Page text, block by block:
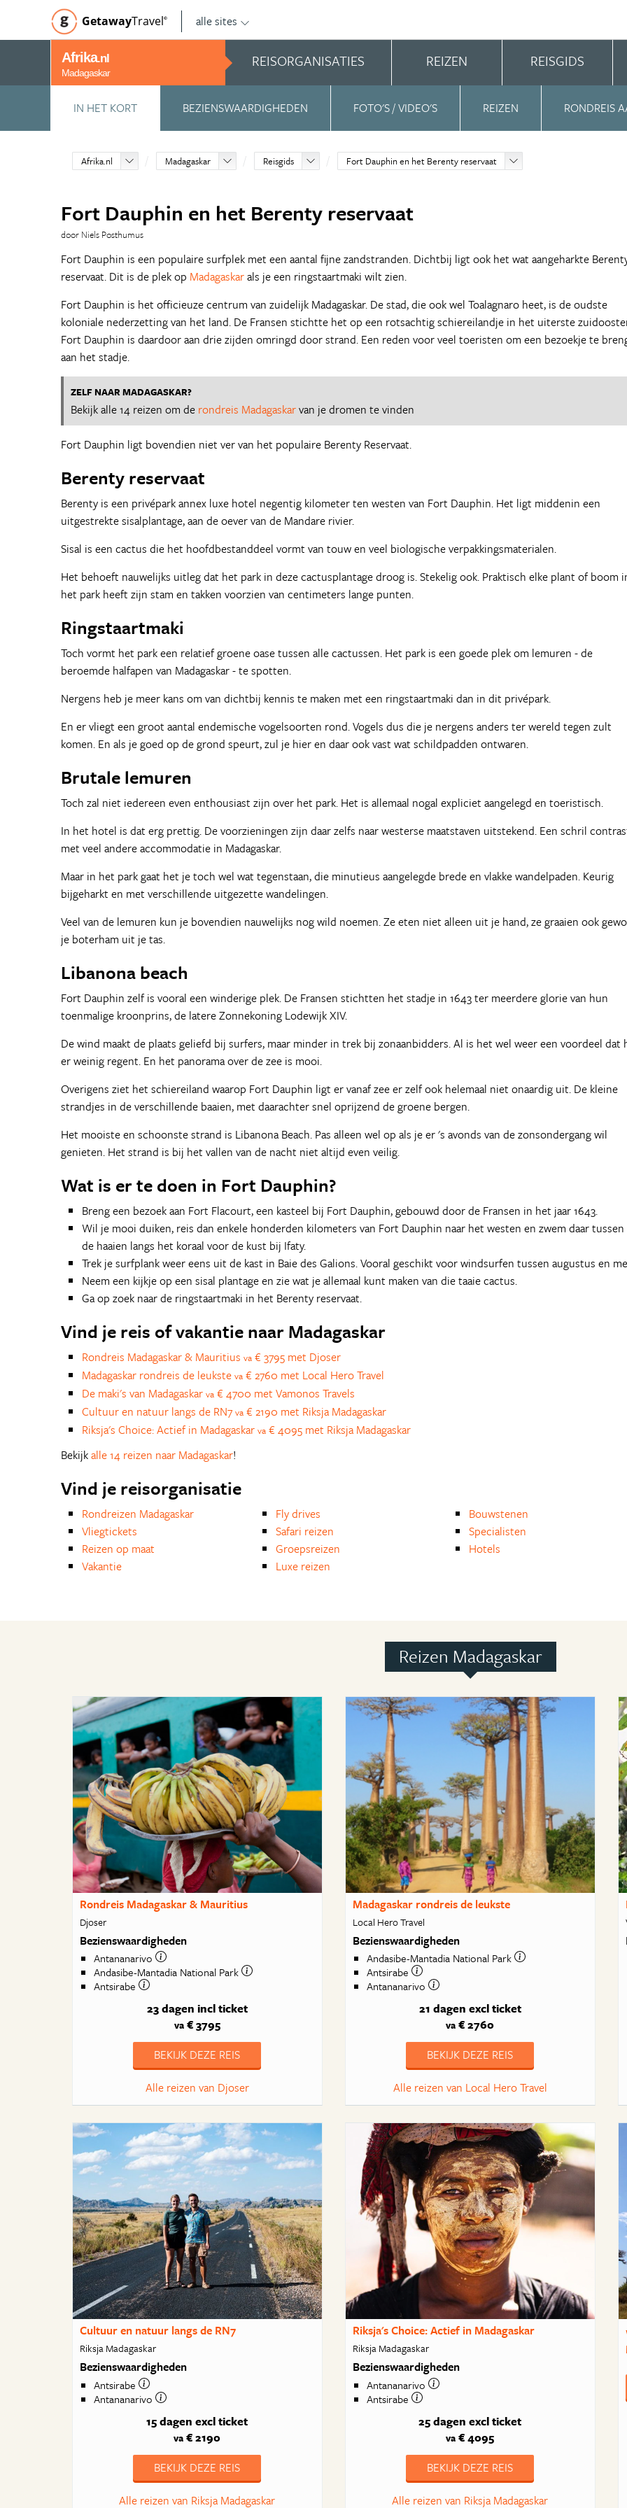
GetawayTravel© alle sites
Afrika.nl
Madagaskar
REISORGANISATIES REIZEN REISGIDS
IN HET KORT BEZIENSWAARDIGHEDEN FOTO'S / VIDEO'S REIZEN RONDREIS
Afrika.nl Madagaskar Reisgids Fort Dauphin en het Berenty reservaat
Fort Dauphin en het Berenty reservaat
door Niels Posthumus
Fort Dauphin is een populaire surfplek met een aantal fijne zandstranden. Dichtbij ligt ook het wat aangeharkte
reservaat. Dit is de plek op Madagaskarals je een ringstaartmaki wilt zien.
Fort Dauphin is het officieuze centrum van zuidelijk Madagaskar. De stad, die ook wel Toalagnaro heet, is de oudste
koloniale nederzetting van het land. De Fransen stichtte het op een rotsachtig schiereilandje in het uiterste
Fort Dauphin is daardoor aan drie zijden omringd door strand. Een reden voor veel toeristen om een bezoekje te
aan het stadje.
ZELF NAAR MADAGASKAR?
Bekijk alle 14 reizen om de rondreis Madagaskarvan je dromen te vinden
Fort Dauphin ligt bovendien niet ver van het populaire Berenty Reservaat.
Berenty reservaat
Berenty is een privépark annex luxe hotel negentig kilometer ten westen van Fort Dauphin. Het ligt middenin een
uitgestrekte sisalplantage, aan de oever van de Mandare rivier.
Sisal is een cactus die het hoofdbestanddeel vormt van touw en veel biologische verpakkingsmaterialen.
Het behoeft nauwelijks uitleg dat het park in deze cactusplantage droog is. Stekelig ook. Praktisch elke plant of boom
het park heeft zijn stam en takken voorzien van centimeters lange punten.
Ringstaartmaki
Toch vormt het park een relatief groene oase tussen alle cactussen. Het park is een goede plek om lemuren - de
beroemde halfapen van Madagaskar - te spotten.
Nergens heb je meer kans om van dichtbij kennis te maken met een ringstaartmaki dan in dit privépark.
En er vliegt een groot aantal endemische vogelsoorten rond. Vogels dus die je nergens anders ter wereld tegen zult
komen. En als je goed op de grond speurt, zul je hier en daar ook vast wat schildpadden ontwaren.
Brutale lemuren
Toch zal niet iedereen even enthousiast zijn over het park. Het is allemaal nogal expliciet aangelegd en toeristisch.
In het hotel is dat erg prettig. De voorzieningen zijn daar zelfs naar westerse maatstaven uitstekend. Een schril
met veel andere accommodatie in Madagaskar.
Maar in het park gaat het je toch wel wat tegenstaan, die minutieus aangelegde brede en vlakke wandelpaden. Keurig
bijgeharkt en met verschillende uitgezette wandelingen.
Veel van de lemuren kun je bovendien nauwelijks nog wild noemen. Ze eten niet alleen uit je hand, ze graaien ook
je boterham uit je tas.
Libanona beach
Fort Dauphin zelf is vooral een winderige plek. De Fransen stichtten het stadje in 1643 ter meerdere glorie van hun
toenmalige kroonprins, de latere Zonnekoning Lodewijk XIV.
De wind maakt de plaats geliefd bij surfers, maar minder in trek bij zonaanbidders. Al is het wel weer een voordeel dat
er weinig regent. En het panorama over de zee is mooi.
Overigens ziet het schiereiland waarop Fort Dauphin ligt er vanaf zee er zelf ook helemaal niet onaardig uit. De kleine
strandjes in de verschillende baaien, met daarachter snel oprijzend de groene bergen.
Het mooiste en schoonste strand is Libanona Beach. Pas alleen wel op als je er 's avonds van de zonsondergang wil
genieten. Het strand is bij het vallen van de nacht niet altijd even veilig.
Wat is er te doen in Fort Dauphin?
Breng een bezoek aan Fort Flacourt, een kasteel bij Fort Dauphin, gebouwd door de Fransen in het jaar 1643.
Wil je mooi duiken, reis dan enkele honderden kilometers van Fort Dauphin naar het westen en zwem daar tussen
de haaien langs het koraal voor de kust bij Ifaty.
Trek je surfplank weer eens uit de kast in Baie des Galions. Vooral geschikt voor windsurfen tussen augustus en
Neem een kijkje op een sisal plantage en zie wat je allemaal kunt maken van die taaie cactus.
Ga op zoek naar de ringstaartmaki in het Berenty reservaat.
Vind je reis of vakantie naar Madagaskar
Rondreis Madagaskar & Mauritius va € 3795 met Djoser
Madagaskar rondreis de leukste va € 2760 met Local Hero Travel
De maki's van Madagaskar va € 4700 met Vamonos Travels
Cultuur en natuur langs de RN7 va € 2190 met Riksja Madagaskar
Riksja's Choice: Actief in Madagaskar va € 4095 met Riksja Madagaskar
Bekijkalle 14 reizen naar Madagaskar!
Vind je reisorganisatie
Rondreizen Madagaskar
Vliegtickets
Reizen op maat
Vakantie
Fly drives
Safari reizen
Groepsreizen
Luxe reizen
Bouwstenen
Specialisten
Hotels
Reizen Madagaskar
Rondreis Madagaskar & Mauritius
Djoser
Bezienswaardigheden
Antananarivo
Andasibe-Mantadia National Park
Antsirabe
23 dagen incl ticket
va€ 3795
BEKIJK DEZE REIS
Alle reizen van Djoser
Madagaskar rondreis de leukste
Local Hero Travel
Bezienswaardigheden
Andasibe-Mantadia National Park
Antsirabe
Antananarivo
21 dagen excl ticket
va € 2760
BEKIJK DEZE REIS
Alle reizen van Local Hero Travel
Cultuur en natuur langs de RN7
Riksja Madagaskar
Bezienswaardigheden
Antsirabe
Antananarivo
15 dagen excl ticket
va € 2190
BEKIJK DEZE REIS
Alle reizen van Riksja Madagaskar
Riksja's Choice: Actief in Madagaskar
Riksja Madagaskar
Bezienswaardigheden
Antananarivo
Antsirabe
25 dagen excl ticket
va € 4095
BEKIJK DEZE REIS
Alle reizen van Riksja Madagaskar